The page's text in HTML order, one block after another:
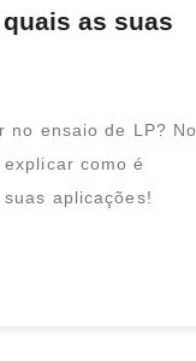
as suas
no ensaio de LP? No
como é
aplicações!